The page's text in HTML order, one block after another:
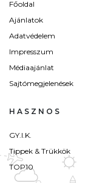
Főoldal
Ajánlatok
Adatvédelem
Impresszum
Médiaajánlat
Sajtómegjelenések
HASZNOS
GY.I.K.
Tippek & Trükkök
TOP10